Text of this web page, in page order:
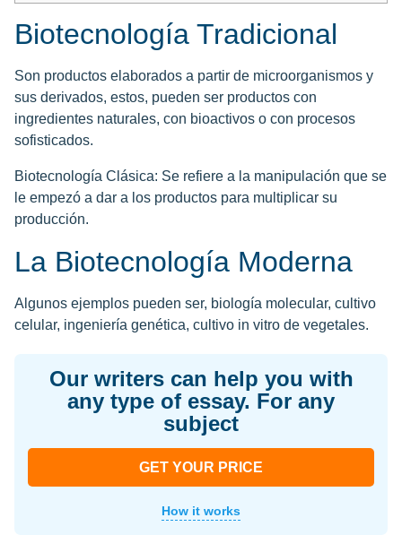
Biotecnología Tradicional
Son productos elaborados a partir de microorganismos y
sus derivados, estos, pueden ser productos con
ingredientes naturales, con bioactivos o con procesos
sofisticados.
Biotecnología Clásica: Se refiere a la manipulación que se
le empezó a dar a los productos para multiplicar su
producción.
La Biotecnología Moderna
Algunos ejemplos pueden ser, biología molecular, cultivo
celular, ingeniería genética, cultivo in vitro de vegetales.
Our writers can help you with
any type of essay. For any
subject
GET YOUR PRICE
How it works